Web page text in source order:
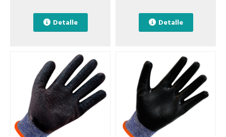
Detalle Detalle